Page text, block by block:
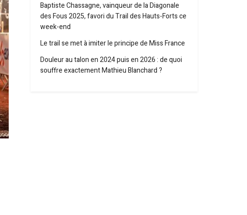
Baptiste Chassagne, vainqueur de la Diagonale
des Fous 2025, favori du Trail des Hauts-Forts ce
week-end
Le trail se met à imiter le principe de Miss France
Douleur au talon en 2024 puis en 2026 : de quoi
souffre exactement Mathieu Blanchard ?